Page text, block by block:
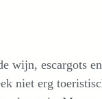
wijn, escargots
niet erg